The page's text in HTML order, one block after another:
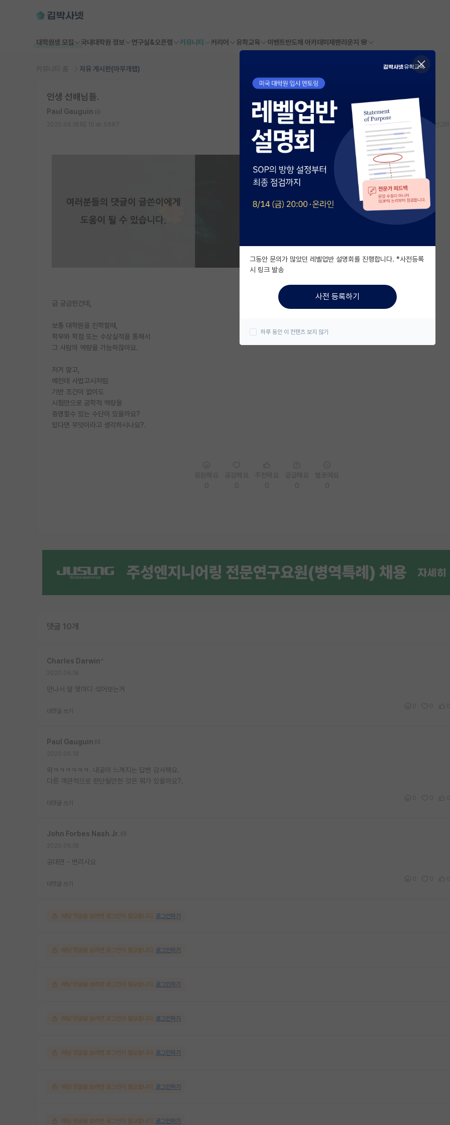
대학원생 모집 국내대학원 정보 연구실&오픈랩 커뮤니티 커리어 유학교육 이벤트반도체 아카데미 재팬라운지 🌸
커뮤니티 홈 자유 게시판(아무개랩)
인생 선배님들.
Paul Gauguin
스크랩 신고하
급 궁금한건데,
보통 대학원을 진학할때,
학부와 학점 또는 수상실적을 통해서
그 사람의 역량을 가늠하잖아요.
저거 말고,
예컨데 사법고시처럼
기반 조건이 없이도
시험만으로 공학적 역량을
증명할수 있는 수단이 있을까요?
있다면 무엇이라고 생각하시나요?.
댓글 10개
Charles Darwin
만나서 말 몇마디 섞어보는거
대댓글 쓰기
Paul Gauguin
와ㅋㅋㅋㅋㅋㅋ. 내공이 느껴지는 답변 감사해요.
다른 객관적으로 판단될만한 것은 뭐가 있을까요?.
대댓글 쓰기
John Forbes Nash Jr.
공대면 - 변리사요
대댓글 쓰기
해당 댓글을 보려면 로그인이 필요합니다. 로그인하기
해당 댓글을 보려면 로그인이 필요합니다. 로그인하기
해당 댓글을 보려면 로그인이 필요합니다. 로그인하기
해당 댓글을 보려면 로그인이 필요합니다. 로그인하기
해당 댓글을 보려면 로그인이 필요합니다. 로그인하기
해당 댓글을 보려면 로그인이 필요합니다. 로그인하기
해당 댓글을 보려면 로그인이 필요합니다. 로그인하기
그동안 문의가 많았던 레벨업반 설명회를 진행합니다. *사전등록
시 링크 발송
사전 등록하기
하루 동안 이 컨텐츠 보지 않기